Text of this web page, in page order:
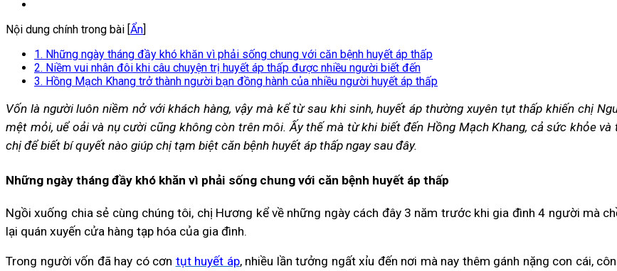
Nội dung chính trong bài [Ẩn]
1. Những ngày tháng đầy khó khăn vì phải sống chung với căn bệnh huyết áp thấp
2. Niềm vui nhân đôi khi câu chuyện trị huyết áp thấp được nhiều người biết đến
3. Hồng Mạch Khang trở thành người bạn đồng hành của nhiều người huyết áp thấp
Vốn là người luôn niềm nở với khách hàng, vậy mà kể từ sau khi sinh, huyết áp thường xuyên tụt thấp khiến chị
mệt mỏi, uể oải và nụ cười cũng không còn trên môi. Ấy thế mà từ khi biết đến Hồng Mạch Khang, cả sức khỏe
chị để biết bí quyết nào giúp chị tạm biệt căn bệnh huyết áp thấp ngay sau đây.
Những ngày tháng đầy khó khăn vì phải sống chung với căn bệnh huyết áp thấp
Ngồi xuống chia sẻ cùng chúng tôi, chị Hương kể về những ngày cách đây 3 năm trước khi gia đình 4 người mà
lại quán xuyến cửa hàng tạp hóa của gia đình.
Trong người vốn đã hay có cơn tụt huyết áp, nhiều lần tưởng ngất xỉu đến nơi mà nay thêm gánh nặng con cái,